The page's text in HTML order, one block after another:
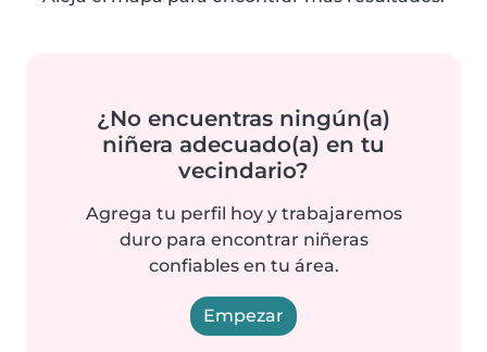
¿No encuentras ningún(a)
niñera adecuado(a) en tu
vecindario?
Agrega tu perfil hoy y trabajaremos
duro para encontrar niñeras
confiables en tu área.
Empezar